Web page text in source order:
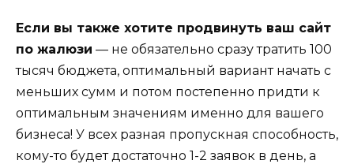
Если вы также хотите продвинуть ваш сайт
по жалюзи — не обязательно сразу тратить 100
тысяч бюджета, оптимальный вариант начать с
меньших сумм и потом постепенно придти к
оптимальным значениям именно для вашего
бизнеса! У всех разная пропускная способность,
кому-то будет достаточно 1-2 заявок в день, а